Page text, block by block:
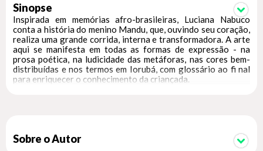
Sinopse
Inspirada em memórias afro-brasileiras, Luciana Nabuco
conta a história do menino Mandu, que, ouvindo seu coração,
realiza uma grande corrida, interna e transformadora. A arte
aqui se manifesta em todas as formas de expressão - na
prosa poética, na ludicidade das metáforas, nas cores bem-
distribuídas e nos termos em Iorubá, com glossário ao fi nal
para enriquecer o conhecimento da criançada.
Sobre o Autor